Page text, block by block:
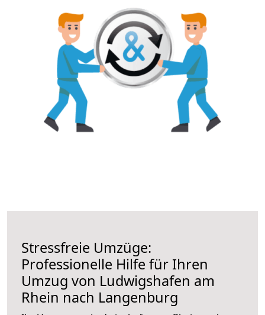
Stressfreie Umzüge:
Professionelle Hilfe für Ihren
Umzug von Ludwigshafen am
Rhein nach Langenburg